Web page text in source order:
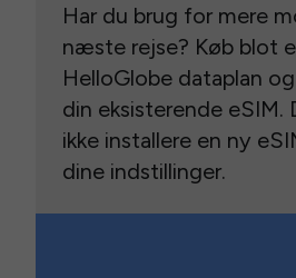
Har du brug for mere
næste rejse? Køb blot
HelloGlobe dataplan
din eksisterende eSIM.
ikke installere en ny
dine indstillinger.